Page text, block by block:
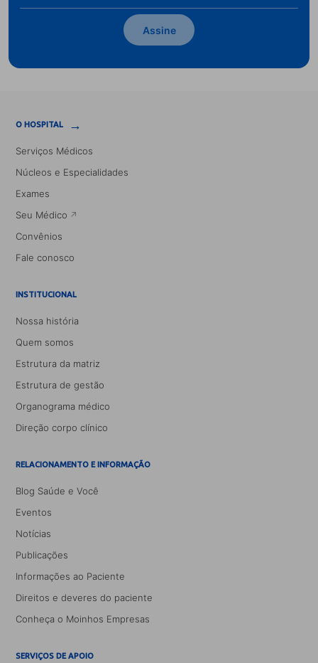
Assine
O HOSPITAL →
Serviços Médicos
Núcleos e Especialidades
Exames
Seu Médico
Convênios
Fale conosco
INSTITUCIONAL
Nossa história
Quem somos
Estrutura da matriz
Estrutura de gestão
Organograma médico
Direção corpo clínico
RELACIONAMENTO E INFORMAÇÃO
Blog Saúde e Você
Eventos
Notícias
Publicações
Informações ao Paciente
Direitos e deveres do paciente
Conheça o Moinhos Empresas
SERVIÇOS DE APOIO